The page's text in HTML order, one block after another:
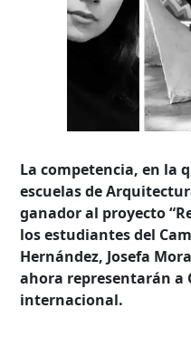
La competencia, en la
escuelas de
ganador al proyecto
los estudiantes del
Hernández, Josefa
ahora representarán a
internacional.